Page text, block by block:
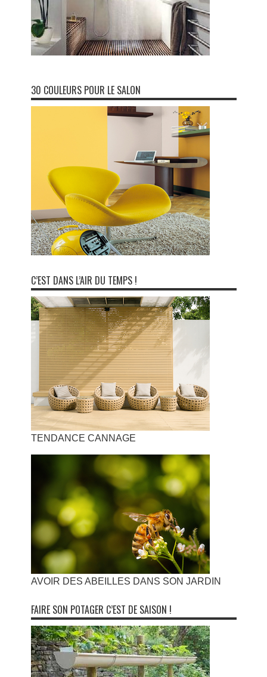
30 COULEURS POUR LE SALON
C’EST DANS L’AIR DU TEMPS !
TENDANCE CANNAGE
AVOIR DES ABEILLES DANS SON JARDIN
FAIRE SON POTAGER C’EST DE SAISON !